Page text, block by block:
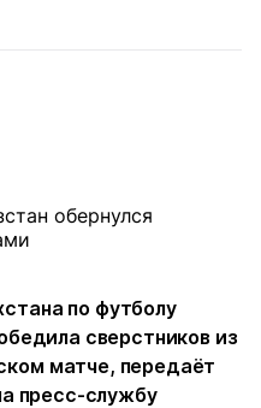
по футболу
сверстников из
матче, передаёт
пресс-службу